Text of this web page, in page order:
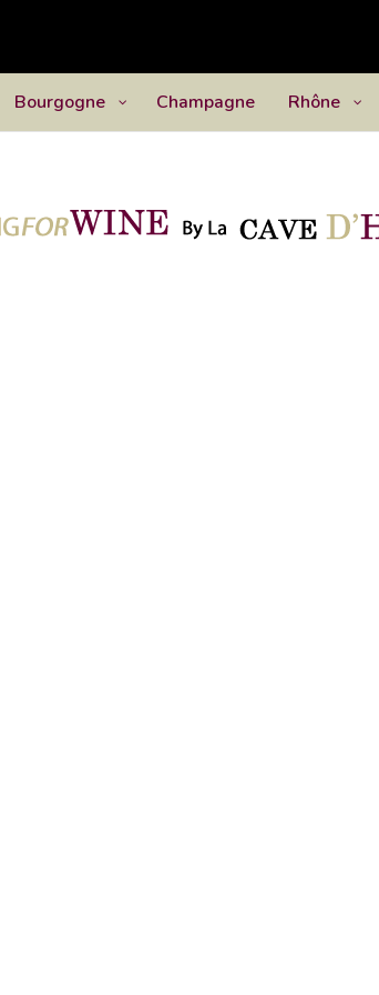
Bourgogne Champagne Rhône